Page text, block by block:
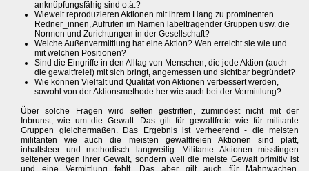
anknüpfungsfähig sind o.ä.?
Wieweit reproduzieren Aktionen mit ihrem Hang zu prominenten
Redner_innen, Aufrufen im Namen labeltragender Gruppen usw. die
Normen und Zurichtungen in der Gesellschaft?
Welche Außenvermittlung hat eine Aktion? Wen erreicht sie wie und
mit welchen Positionen?
Sind die Eingriffe in den Alltag von Menschen, die jede Aktion (auch
die gewaltfreie!) mit sich bringt, angemessen und sichtbar begründet?
Wie können Vielfalt und Qualität von Aktionen verbessert werden,
sowohl von der Aktionsmethode her wie auch bei der Vermittlung?
Über solche Fragen wird selten gestritten, zumindest nicht mit der
Inbrunst, wie um die Gewalt. Das gilt für gewaltfreie wie für militante
Gruppen gleichermaßen. Das Ergebnis ist verheerend - die meisten
militanten wie auch die meisten gewaltfreien Aktionen sind platt,
inhaltsleer und methodisch langweilig. Militante Aktionen misslingen
seltener wegen ihrer Gewalt, sondern weil die meiste Gewalt primitiv ist
und eine Vermittlung fehlt. Das aber gilt auch für Mahnwachen,